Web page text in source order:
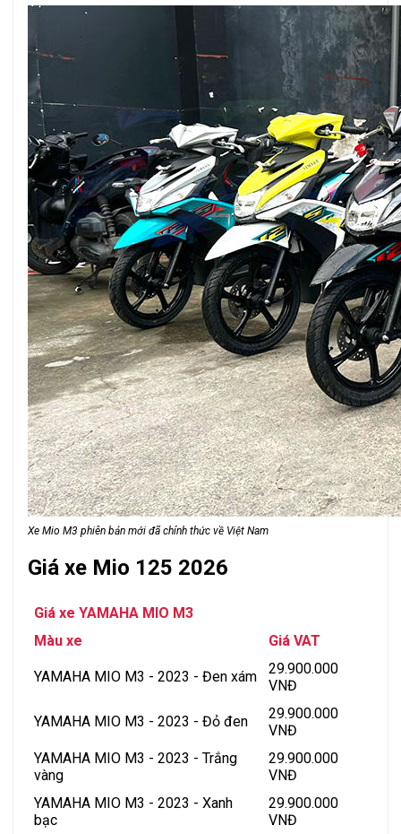
Xe Mio M3 phiên bản mới đã chính thức về Việt Nam
Giá xe Mio 125 2026
Giá xe YAMAHA MIO M3
Màu xe
Giá VAT
YAMAHA MIO M3 - 2023 - Đen xám
29.900.000
VNĐ
YAMAHA MIO M3 - 2023 - Đỏ đen
29.900.000
VNĐ
YAMAHA MIO M3 - 2023 - Trắng
vàng
29.900.000
VNĐ
YAMAHA MIO M3 - 2023 - Xanh
bạc
29.900.000
VNĐ